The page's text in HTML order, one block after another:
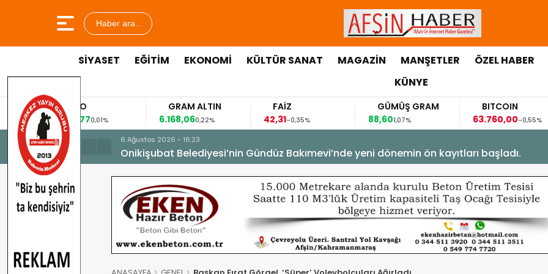
Haber ara...
SİYASET EĞİTİM EKONOMİ KÜLTÜR SANAT MAGAZİN MANŞETLER ÖZEL HABER
KÜNYE
EURO
0,01%
GRAM ALTIN
6.168,06
0,22%
FAİZ
42,31
-0,35%
GÜMÜŞ GRAM
88,60
BITCOIN
-0,55%
63,1184
6 Ağustos 2026 - 16:23
Onikişubat Belediyesi’nin Gündüz Bakımevi’nde yeni dönemin ön kayıtları başladı.